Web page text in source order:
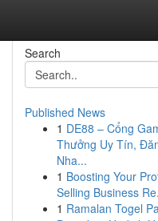
Search
Published News
1 DE88 – Cổng
Thưởng Uy Tín,
Nha...
1 Boosting Your
Selling Business
1 Ramalan Togel